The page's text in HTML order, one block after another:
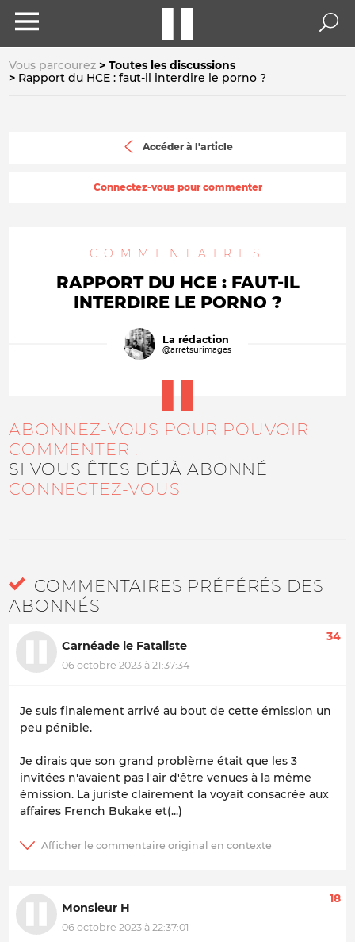
Vous parcourez
Toutes les discussions
Rapport du HCE : faut-il interdire le porno ?
Accéder à l'article
Connectez-vous pour commenter
COMMENTAIRES
RAPPORT DU HCE : FAUT-IL
INTERDIRE LE PORNO ?
La rédaction
@arretsurimages
ABONNEZ-VOUS POUR POUVOIR
COMMENTER !
SI VOUS ÊTES DÉJÀ ABONNÉ
CONNECTEZ-VOUS
COMMENTAIRES PRÉFÉRÉS DES
ABONNÉS
Carnéade le Fataliste
06 octobre 2023 à 21:37:34
34
Je suis finalement arrivé au bout de cette émission un
peu pénible.
Je dirais que son grand problème était que les 3
invitées n'avaient pas l'air d'être venues à la même
émission. La juriste clairement la voyait consacrée aux
affaires French Bukake et(...)
Monsieur H
06 octobre 2023 à 22:37:01
18